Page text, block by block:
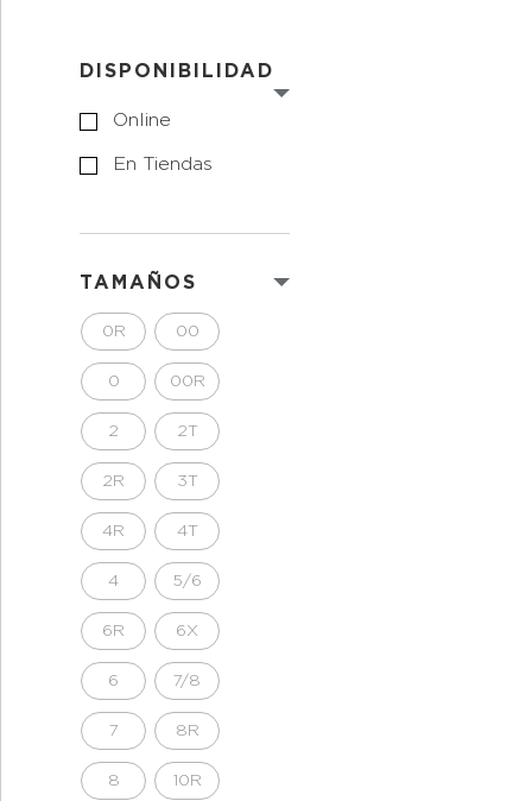
DISPONIBILIDAD
Online
En Tiendas
TAMAÑOS
0R 00
0 00R
2 2T
2R 3T
4R 4T
4 5/6
6R 6X
6 7/8
7 8R
8 10R